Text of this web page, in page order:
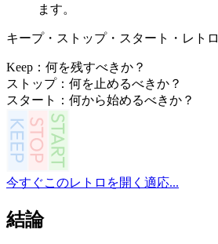
ます。
キープ・ストップ・スタート・レトロ
Keep：何を残すべきか？
ストップ：何を止めるべきか？
スタート：何から始めるべきか？
今すぐこのレトロを開く 適応...
結論